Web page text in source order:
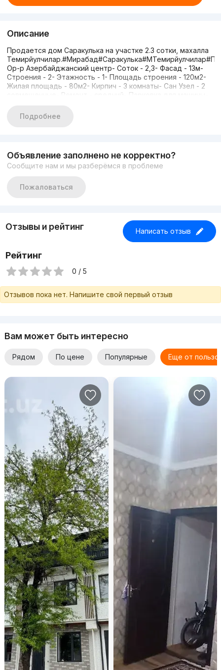
Описание
Продается дом Саракулька на участке 2.3 сотки, махалла
Ор-р Азербайджанский центр- Соток - 2,3- Фасад - 13м-
Строения - 2- Этажность - 1- Площадь строения - 120м2-
Жилая площадь - 80м2- Кирпич - 3 комнаты- Сан Узел - 2
совмещенные- Ремонт - средний- Парковка для машины-
Подробнее
Объявление заполнено не корректно?
Сообщите нам и мы разберёмся в проблеме
Пожаловаться
Отзывы и рейтинг Написать отзыв
Рейтинг
0 / 5
Отзывов пока нет. Напишите свой первый отзыв
Вам может быть интересно
Рядом По цене Популярные Еще от